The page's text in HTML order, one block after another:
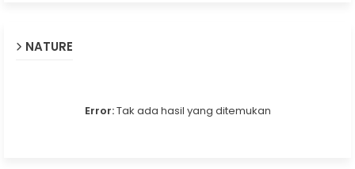
NATURE
Error:Tak ada hasil yang ditemukan